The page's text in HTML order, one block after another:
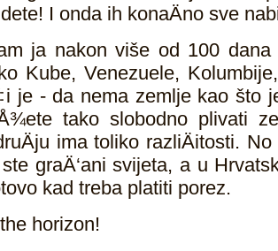
I onda ih konaÄno sve
ja nakon više od 100 dana
Kube, Venezuele,
je - da nema zemlje kao što
tako slobodno plivati
ima toliko razliÄitosti.
graÄ‘ani svijeta, a u
kad treba platiti porez.
horizon!